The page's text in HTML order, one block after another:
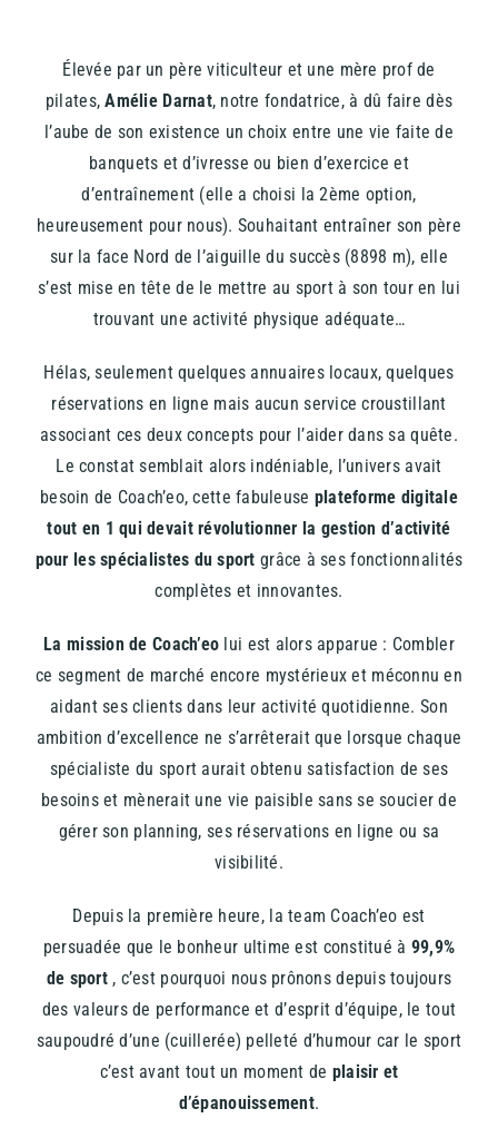
Élevée par un père viticulteur et une mère prof de
pilates, Amélie Darnat, notre fondatrice, à dû faire dès
l’aube de son existence un choix entre une vie faite de
banquets et d’ivresse ou bien d’exercice et
d’entraînement (elle a choisi la 2ème option,
heureusement pour nous). Souhaitant entraîner son père
sur la face Nord de l’aiguille du succès (8898 m), elle
s’est mise en tête de le mettre au sport à son tour en lui
trouvant une activité physique adéquate…
Hélas, seulement quelques annuaires locaux, quelques
réservations en ligne mais aucun service croustillant
associant ces deux concepts pour l’aider dans sa quête.
Le constat semblait alors indéniable, l’univers avait
besoin de Coach’eo, cette fabuleuse plateforme digitale
tout en 1 qui devait révolutionner la gestion d’activité
pour les spécialistes du sportgrâce à ses fonctionnalités
complètes et innovantes.
La mission de Coach’eo lui est alors apparue : Combler
ce segment de marché encore mystérieux et méconnu en
aidant ses clients dans leur activité quotidienne. Son
ambition d’excellence ne s’arrêterait que lorsque chaque
spécialiste du sport aurait obtenu satisfaction de ses
besoins et mènerait une vie paisible sans se soucier de
gérer son planning, ses réservations en ligne ou sa
visibilité.
Depuis la première heure, la team Coach’eo est
persuadée que le bonheur ultime est constitué à 99,9%
de sport , c’est pourquoi nous prônons depuis toujours
des valeurs de performance et d’esprit d’équipe, le tout
saupoudré d’une (cuillerée) pelleté d’humour car le sport
c’est avant tout un moment de plaisir et
d’épanouissement.